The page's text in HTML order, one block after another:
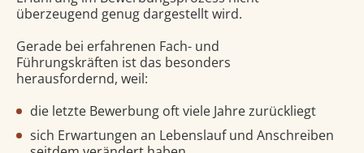
überzeugend genug dargestellt wird.
Gerade bei erfahrenen Fach- und
Führungskräften ist das besonders
herausfordernd, weil:
die letzte Bewerbung oft viele Jahre zurückliegt
sich Erwartungen an Lebenslauf und Anschreiben